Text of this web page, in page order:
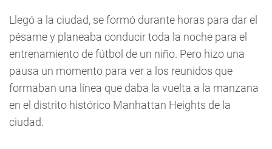
Llegó a la ciudad, se formó durante horas para dar el
pésame y planeaba conducir toda la noche para el
entrenamiento de fútbol de un niño. Pero hizo una
pausa un momento para ver a los reunidos que
formaban una línea que daba la vuelta a la manzana
en el distrito histórico Manhattan Heights de la
ciudad.